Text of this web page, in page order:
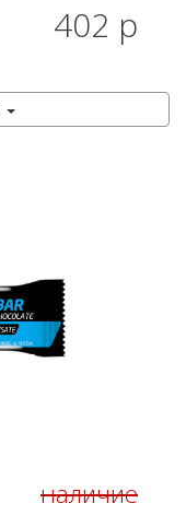
402 р
наличие